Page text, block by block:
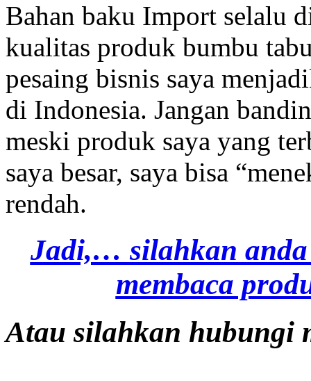
Bahan baku Import selalu
kualitas produk bumbu
pesaing bisnis saya
di Indonesia. Jangan
meski produk saya yang
saya besar, saya bisa
rendah.
Jadi,… silahkan anda
membaca
Atau silahkan hubungi